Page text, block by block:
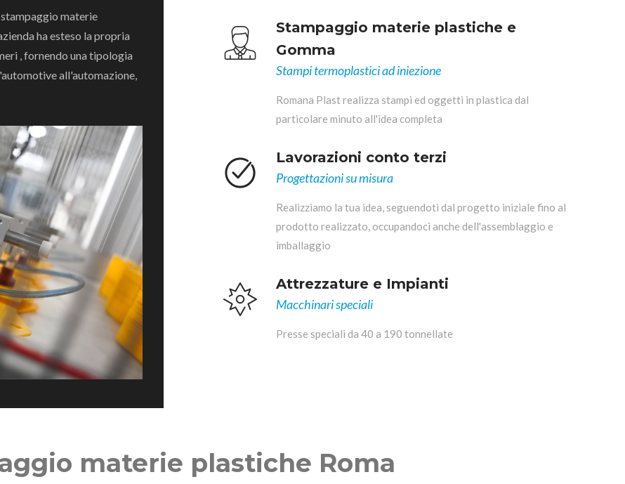
materie
ha esteso la propria
, fornendo una tipologia
all'automazione,
Stampaggio materie plastiche e
Gomma
Stampi termoplastici ad iniezione
Romana Plast realizza stampi ed oggetti in plastica dal
particolare minuto all'idea completa
Lavorazioni conto terzi
Progettazioni su misura
Realizziamo la tua idea, seguendoti dal progetto iniziale fino al
prodotto realizzato, occupandoci anche dell'assemblaggio e
imballaggio
Attrezzature e Impianti
Macchinari speciali
Presse speciali da 40 a 190 tonnellate
materie plastiche Roma